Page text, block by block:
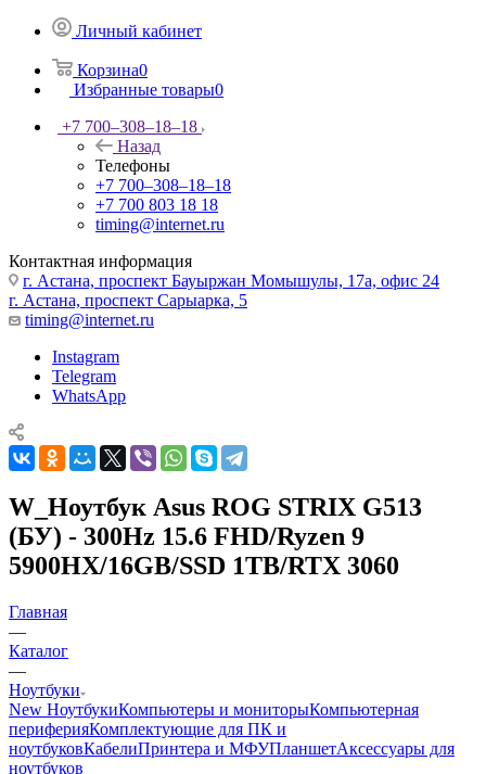
Личный кабинет
Корзина0
Избранные товары0
+7 700‒308‒18‒18
Назад
Телефоны
+7 700‒308‒18‒18
+7 700 803 18 18
timing@internet.ru
Контактная информация
г. Астана, проспект Бауыржан Момышулы, 17а, офис 24
г. Астана, проспект Сарыарка, 5
timing@internet.ru
Instagram
Telegram
WhatsApp
W_Ноутбук Asus ROG STRIX G513
(БУ) - 300Hz 15.6 FHD/Ryzen 9
5900HX/16GB/SSD 1TB/RTX 3060
Главная
—
Каталог
—
Ноутбуки
New НоутбукиКомпьютеры и мониторыКомпьютерная
периферияКомплектующие для ПК и
ноутбуковКабелиПринтера и МФУПланшетАксессуары для
ноутбуков